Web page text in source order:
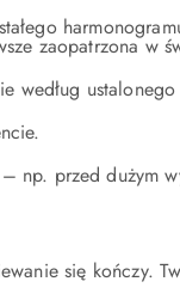
zaopatrzona w
według
np. przed dużym
się kończy.